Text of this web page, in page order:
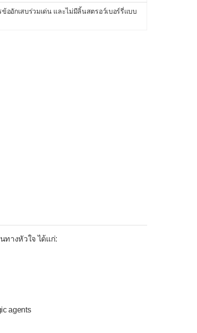
ออักเสบร่วมเด่น และไม่มีลิ้นสตรอว์เบอร์รี่แบบ
ทางหัวใจ ได้แก่:
agents